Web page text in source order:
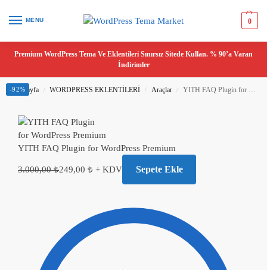
MENU 0
Premium WordPress Tema Ve Eklentileri Sınırsız Sitede Kullan. % 90’a Varan
İndirimler
Ana Sayfa / WORDPRESS EKLENTİLERİ / Araçlar / YITH FAQ Plugin for WordPress Premium
YITH FAQ Plugin for WordPress Premium
3.000,00₺249,00 ₺ + KDV Sepete Ekle
-92%